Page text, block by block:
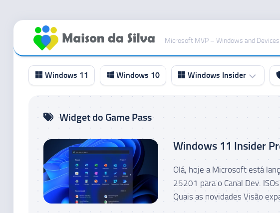
conteúdo
Microsoft MVP – Windows and Devices
Windows 11 Windows 10 Windows Insider
Canal
Beta
Canal
Dev
Canal
Canary
Widget do Game Pass
Windows 11 Insider
Olá, hoje a Microsoft está
25201 para o Canal Dev.
Quais as novidades Visão